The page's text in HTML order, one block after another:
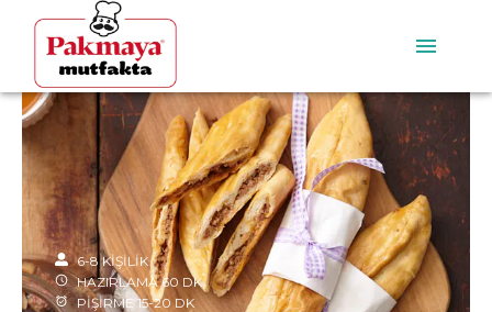
6-8 KİŞİLİK
HAZIRLAMA 60 DK
PİŞİRME 15-20 DK